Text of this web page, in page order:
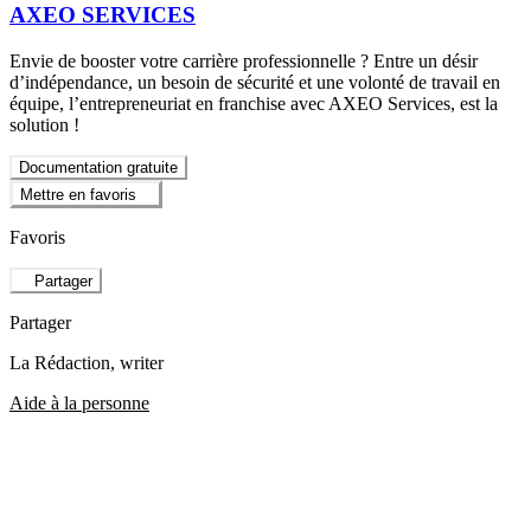
AXEO SERVICES
Envie de booster votre carrière professionnelle ? Entre un désir
d’indépendance, un besoin de sécurité et une volonté de travail en
équipe, l’entrepreneuriat en franchise avec AXEO Services, est la
solution !
Documentation gratuite
Mettre en favoris
Favoris
Partager
Partager
La Rédaction, writer
Aide à la personne